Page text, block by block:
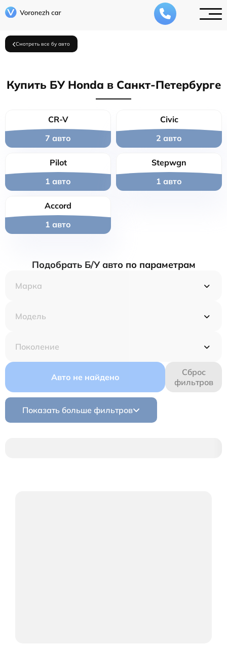
Смотреть все бу авто
Купить БУ Honda в Санкт-Петербурге
CR-V
7 авто
Civic
2 авто
Pilot
1 авто
Stepwgn
1 авто
Accord
1 авто
Подобрать Б/У авто по параметрам
Авто не найдено
Сброс
фильтров
Показать больше фильтров